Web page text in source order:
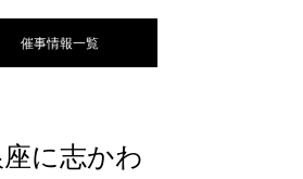
催事情報一覧
に志かわ